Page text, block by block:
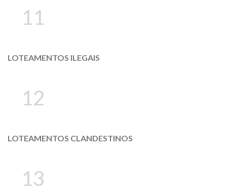
11
LOTEAMENTOS ILEGAIS
12
LOTEAMENTOS CLANDESTINOS
13